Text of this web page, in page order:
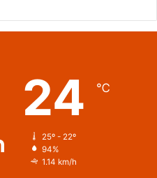
24 ℃
25º - 22º
94%
1.14 km/h